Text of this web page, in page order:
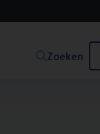
Zoeken